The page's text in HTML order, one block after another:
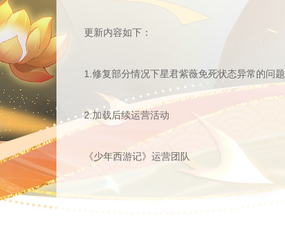
更新内容如下：
1.修复部分情况下星君紫薇免死状态异常的问题
2.加载后续运营活动
《少年西游记》运营团队